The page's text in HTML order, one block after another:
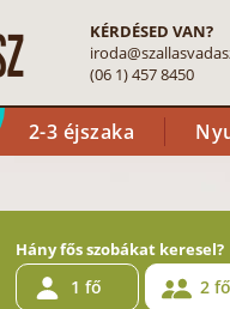
KÉRDÉSED VAN?
(06 1) 457 8450
2-3 éjszaka
Hány fős szobákat keresel?
1 fő 2 fő